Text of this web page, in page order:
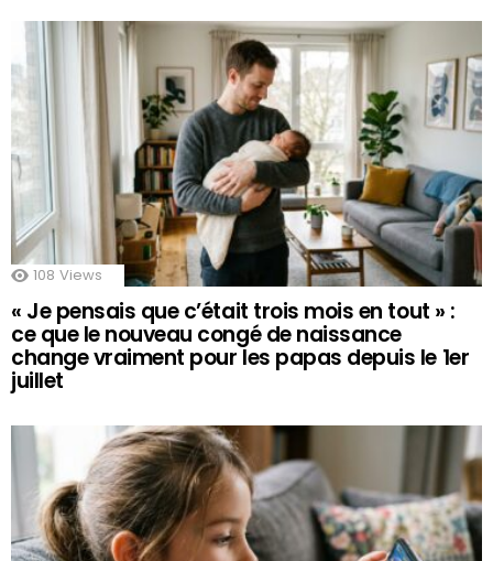
108 Views
« Je pensais que c’était trois mois en tout » :
ce que le nouveau congé de naissance
change vraiment pour les papas depuis le 1er
juillet